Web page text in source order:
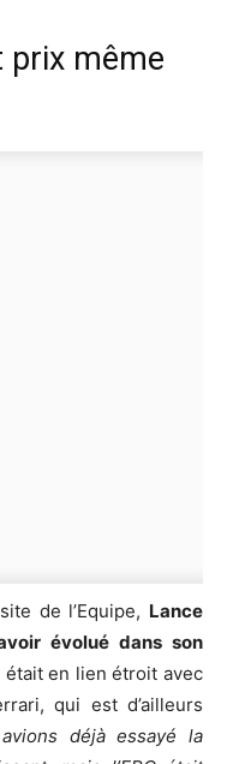
prix même
de l’Equipe, Lance
évolué dans son
était en lien étroit avec
qui est d’ailleurs
déjà essayé la